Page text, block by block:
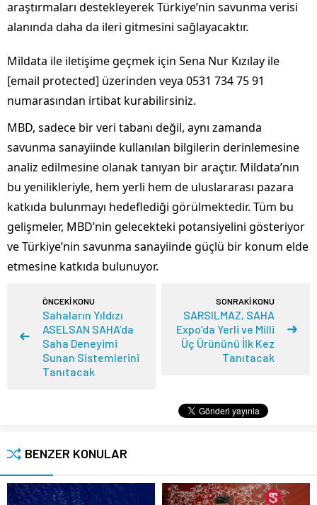
araştırmaları destekleyerek Türkiye’nin savunma verisi
alanında daha da ileri gitmesini sağlayacaktır.
Mildata ile iletişime geçmek için Sena Nur Kızılay ile
[email protected] üzerinden veya 0531 734 75 91
numarasından irtibat kurabilirsiniz.
MBD, sadece bir veri tabanı değil, aynı zamanda
savunma sanayiinde kullanılan bilgilerin derinlemesine
analiz edilmesine olanak tanıyan bir araçtır. Mildata’nın
bu yenilikleriyle, hem yerli hem de uluslararası pazara
katkıda bulunmayı hedeflediği görülmektedir. Tüm bu
gelişmeler, MBD’nin gelecekteki potansiyelini gösteriyor
ve Türkiye’nin savunma sanayiinde güçlü bir konum elde
etmesine katkıda bulunuyor.
ÖNCEKİ KONU
Sahaların Yıldızı
ASELSAN SAHA’da
Saha Deneyimi
Sunan Sistemlerini
Tanıtacak
SONRAKİ KONU
SARSILMAZ, SAHA
Expo’da Yerli ve Milli
Üç Ürününü İlk Kez
Tanıtacak
BENZER KONULAR